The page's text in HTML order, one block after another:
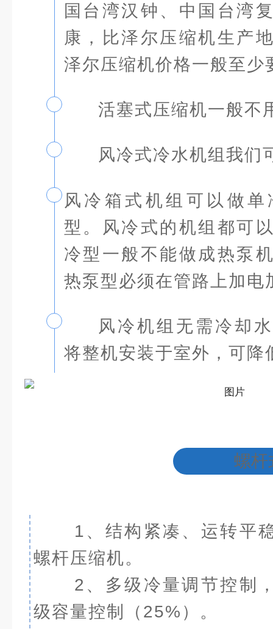
国台湾汉钟、中国台湾
康，比泽尔压缩机生产
泽尔压缩机价格一般至少
活塞式压缩机一般不
风冷式冷水机组我
4
风冷箱式机组可以做
型。风冷式的机组都可
冷型一般不能做成热泵
热泵型必须在管路上加电
风冷机组无需冷却
将整机安装于室外，可降
螺杆
1、结构紧凑、运转平
螺杆压缩机。
2、多级冷量调节控制
级容量控制（25%）。